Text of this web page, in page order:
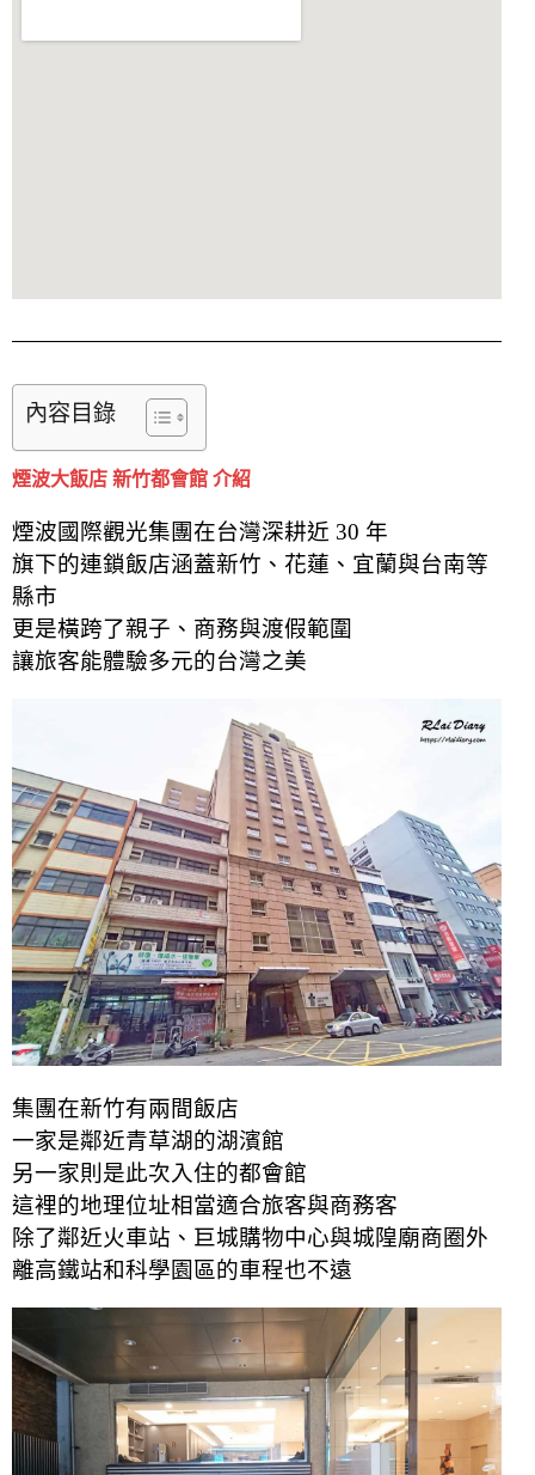
內容目錄
煙波大飯店 新竹都會館 介紹
煙波國際觀光集團在台灣深耕近 30 年
旗下的連鎖飯店涵蓋新竹、花蓮、宜蘭與台南等
縣市
更是橫跨了親子、商務與渡假範圍
讓旅客能體驗多元的台灣之美
集團在新竹有兩間飯店
一家是鄰近青草湖的湖濱館
另一家則是此次入住的都會館
這裡的地理位址相當適合旅客與商務客
除了鄰近火車站、巨城購物中心與城隍廟商圈外
離高鐵站和科學園區的車程也不遠